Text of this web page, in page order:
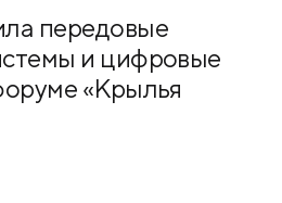
передовые
и цифровые
«Крылья